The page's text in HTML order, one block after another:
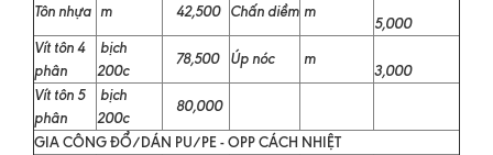
Tôn nhựa m 42,500 Chấn diềm m
5,000
Vít tôn 4
phân
bịch
200c
78,500 Úp nóc m
3,000
Vít tôn 5
phân
bịch
200c
80,000
GIA CÔNG ĐỔ/DÁN PU/PE - OPP CÁCH NHIỆT